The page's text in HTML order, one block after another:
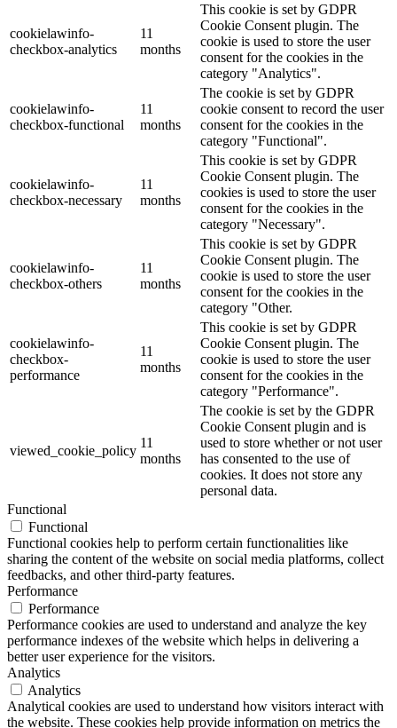
cookielawinfo-
checkbox-analytics
11
months
This cookie is set by GDPR
Cookie Consent plugin. The
cookie is used to store the user
consent for the cookies in the
category "Analytics".
cookielawinfo-
checkbox-functional
11
months
The cookie is set by GDPR
cookie consent to record the user
consent for the cookies in the
category "Functional".
cookielawinfo-
checkbox-necessary
11
months
This cookie is set by GDPR
Cookie Consent plugin. The
cookies is used to store the user
consent for the cookies in the
category "Necessary".
cookielawinfo-
checkbox-others
11
months
This cookie is set by GDPR
Cookie Consent plugin. The
cookie is used to store the user
consent for the cookies in the
category "Other.
cookielawinfo-
checkbox-
performance
11
months
This cookie is set by GDPR
Cookie Consent plugin. The
cookie is used to store the user
consent for the cookies in the
category "Performance".
viewed_cookie_policy
11
months
The cookie is set by the GDPR
Cookie Consent plugin and is
used to store whether or not user
has consented to the use of
cookies. It does not store any
personal data.
Functional
Functional
Functional cookies help to perform certain functionalities like
sharing the content of the website on social media platforms, collect
feedbacks, and other third-party features.
Performance
Performance
Performance cookies are used to understand and analyze the key
performance indexes of the website which helps in delivering a
better user experience for the visitors.
Analytics
Analytics
Analytical cookies are used to understand how visitors interact with
the website. These cookies help provide information on metrics the